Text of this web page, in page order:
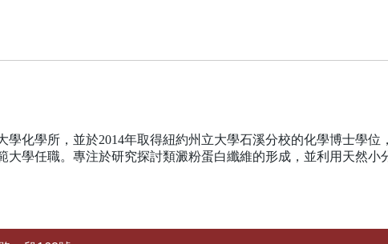
學化學所，並於2014年取得紐約州立大學石溪分校的化學博士學
大學任職。專注於研究探討類澱粉蛋白纖維的形成，並利用天然